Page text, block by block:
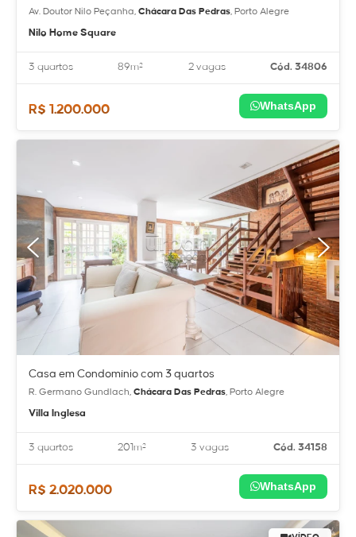
Av. Doutor Nilo Peçanha, Chácara Das Pedras, Porto Alegre
Nilo Home Square
3 quartos 89m² 2 vagas Cód. 34806
R$ 1.200.000 WhatsApp
Casa em Condomínio com 3 quartos
R. Germano Gundlach, Chácara Das Pedras, Porto Alegre
Villa Inglesa
3 quartos 201m² 3 vagas Cód. 34158
R$ 2.020.000 WhatsApp